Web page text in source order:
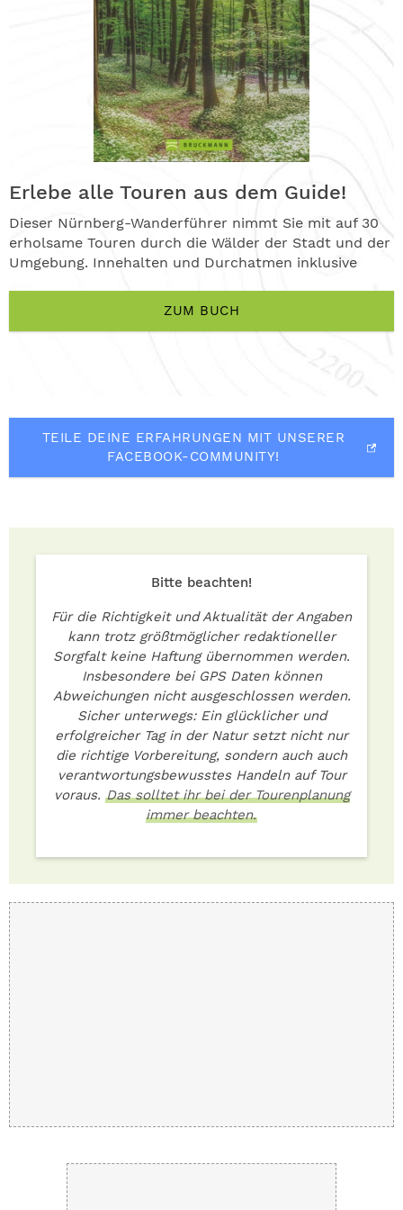
Erlebe alle Touren aus dem Guide!
Dieser Nürnberg-Wanderführer nimmt Sie mit auf 30
erholsame Touren durch die Wälder der Stadt und der
Umgebung. Innehalten und Durchatmen inklusive
ZUM BUCH
TEILE DEINE ERFAHRUNGEN MIT UNSERER
FACEBOOK-COMMUNITY!
Bitte beachten!
Für die Richtigkeit und Aktualität der Angaben
kann trotz größtmöglicher redaktioneller
Sorgfalt keine Haftung übernommen werden.
Insbesondere bei GPS Daten können
Abweichungen nicht ausgeschlossen werden.
Sicher unterwegs: Ein glücklicher und
erfolgreicher Tag in der Natur setzt nicht nur
die richtige Vorbereitung, sondern auch auch
verantwortungsbewusstes Handeln auf Tour
voraus. Das solltet ihr bei der Tourenplanung
immer beachten.